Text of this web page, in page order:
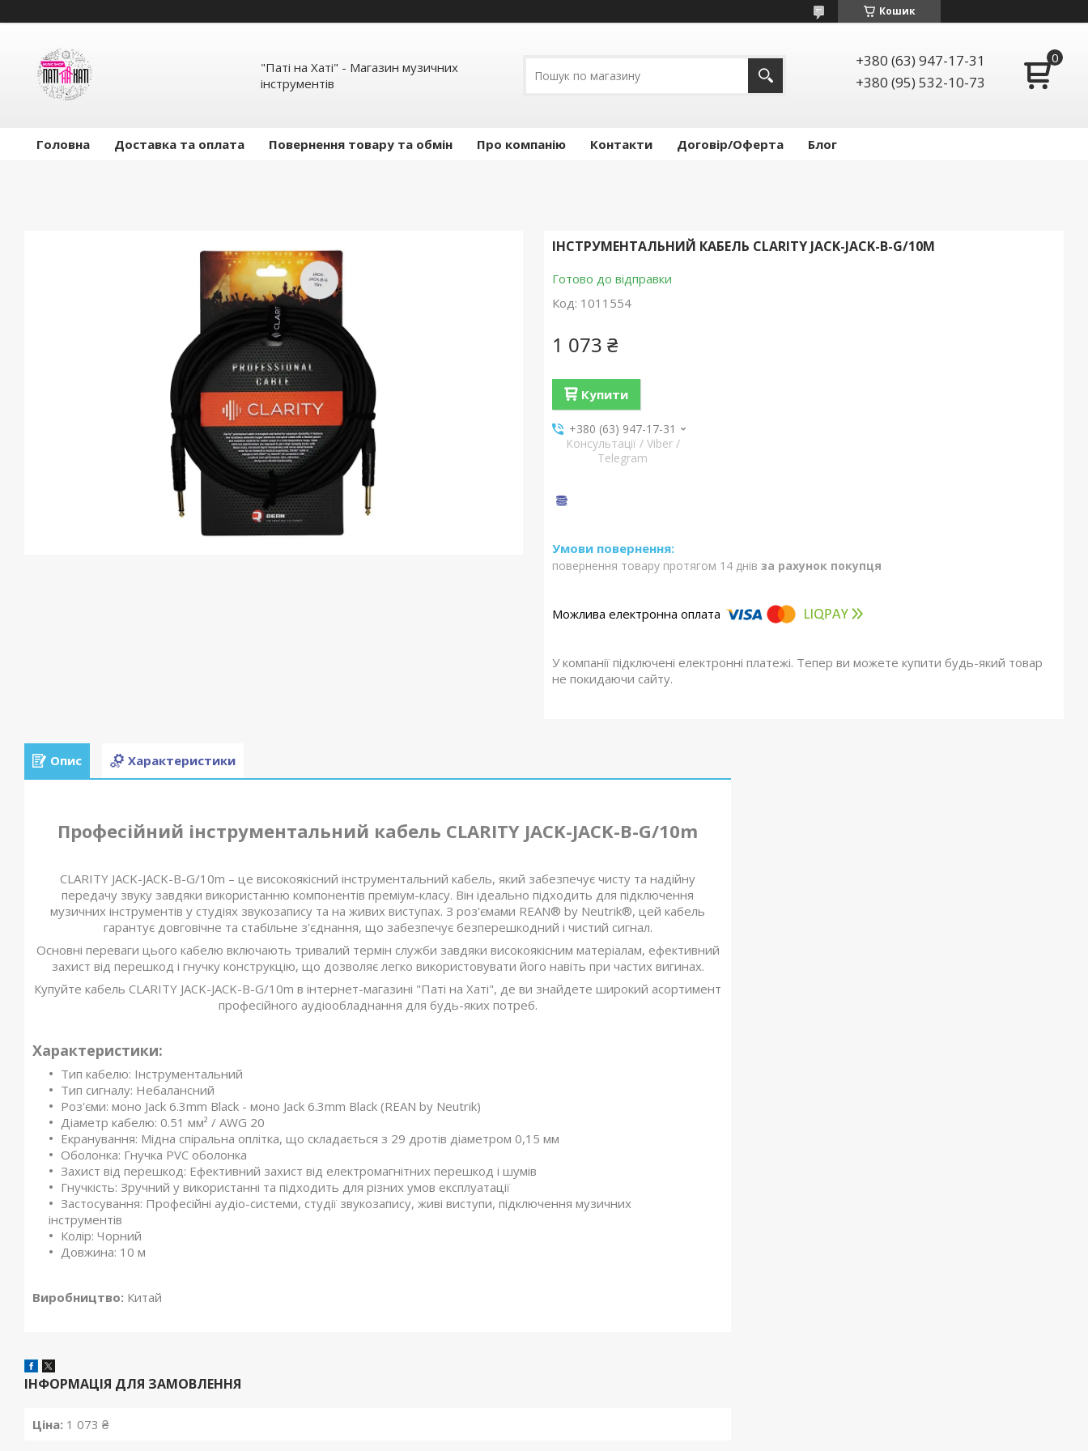
Кошик
"Паті на Хаті" - Магазин музичних
інструментів
+380 (63) 947-17-31
+380 (95) 532-10-73
Головна Доставка та оплата Повернення товару та обмін Про компанію Контакти Договір/Оферта Блог
ІНСТРУМЕНТАЛЬНИЙ КАБЕЛЬ CLARITY JACK-JACK-B-G/10M
Готово до відправки
Код: 1011554
1 073 ₴
Купити
+380 (63) 947-17-31
Консультації / Viber /
Telegram
повернення товару протягом 14 днів за рахунок покупця
У компанії підключені електронні платежі. Тепер ви можете купити будь-який товар
не покидаючи сайту.
Опис Характеристики
Професійний інструментальний кабель CLARITY JACK-JACK-B-G/10m
CLARITY JACK-JACK-B-G/10m – це високоякісний інструментальний кабель, який забезпечує чисту та надійну
передачу звуку завдяки використанню компонентів преміум-класу. Він ідеально підходить для підключення
музичних інструментів у студіях звукозапису та на живих виступах. З роз'ємами REAN® by Neutrik®, цей кабель
гарантує довговічне та стабільне з'єднання, що забезпечує безперешкодний і чистий сигнал.
Основні переваги цього кабелю включають тривалий термін служби завдяки високоякісним матеріалам, ефективний
захист від перешкод і гнучку конструкцію, що дозволяє легко використовувати його навіть при частих вигинах.
Купуйте кабель CLARITY JACK-JACK-B-G/10m в інтернет-магазині "Паті на Хаті", де ви знайдете широкий асортимент
професійного аудіообладнання для будь-яких потреб.
Характеристики:
Тип кабелю: Інструментальний
Тип сигналу: Небалансний
Роз'єми: моно Jack 6.3mm Black - моно Jack 6.3mm Black (REAN by Neutrik)
Діаметр кабелю: 0.51 мм² / AWG 20
Екранування: Мідна спіральна оплітка, що складається з 29 дротів діаметром 0,15 мм
Оболонка: Гнучка PVC оболонка
Захист від перешкод: Ефективний захист від електромагнітних перешкод і шумів
Гнучкість: Зручний у використанні та підходить для різних умов експлуатації
Застосування: Професійні аудіо-системи, студії звукозапису, живі виступи, підключення музичних
інструментів
Колір: Чорний
Довжина: 10 м
Виробництво: Китай
ІНФОРМАЦІЯ ДЛЯ ЗАМОВЛЕННЯ
Ціна: 1 073 ₴